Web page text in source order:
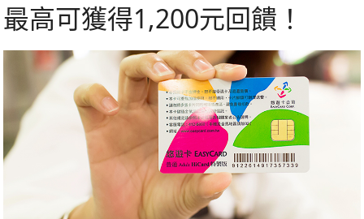
最高可獲得1,200元回饋！